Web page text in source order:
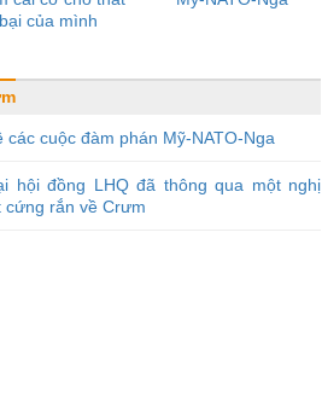
bại của mình
các cuộc đàm phán Mỹ-NATO-Nga
hội đồng LHQ đã thông qua một nghị
cứng rắn về Crưm